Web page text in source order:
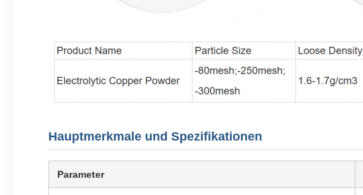
Hauptmerkmale und Spezifikationen
Parameter